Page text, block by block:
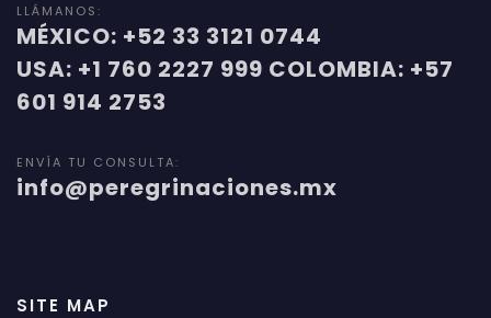
LLÁMANOS:
MÉXICO: +52 33 3121 0744
USA: +1 760 2227 999 COLOMBIA: +57
601 914 2753
ENVÍA TU CONSULTA:
info@peregrinaciones.mx
SITE MAP